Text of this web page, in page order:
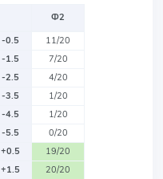
Ф2
-0.5
11/20
-1.5
7/20
-2.5
4/20
-3.5
1/20
-4.5
1/20
-5.5
0/20
+0.5
19/20
+1.5
20/20